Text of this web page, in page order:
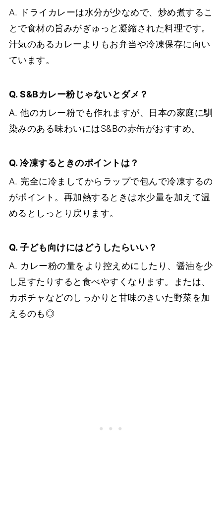
A. ドライカレーは水分が少なめで、炒め煮するこ
とで食材の旨みがぎゅっと凝縮された料理です。
汁気のあるカレーよりもお弁当や冷凍保存に向い
ています。
Q. S&Bカレー粉じゃないとダメ？
A. 他のカレー粉でも作れますが、日本の家庭に馴
染みのある味わいにはS&Bの赤缶がおすすめ。
Q. 冷凍するときのポイントは？
A. 完全に冷ましてからラップで包んで冷凍するの
がポイント。再加熱するときは水少量を加えて温
めるとしっとり戻ります。
Q. 子ども向けにはどうしたらいい？
A. カレー粉の量をより控えめにしたり、醤油を少
し足すたりすると食べやすくなります。または、
カボチャなどのしっかりと甘味のきいた野菜を加
えるのも◎